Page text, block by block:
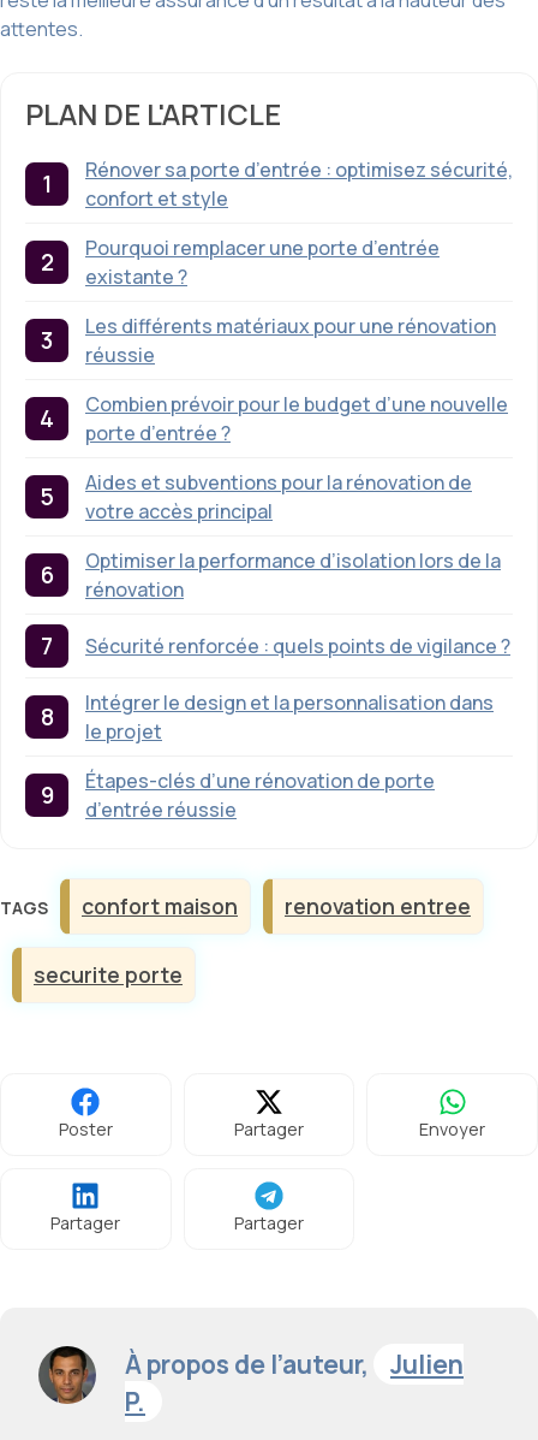
attentes.
PLAN DE L'ARTICLE
Rénover sa porte d’entrée : optimisez sécurité,
confort et style
Pourquoi remplacer une porte d’entrée
existante ?
Les différents matériaux pour une rénovation
réussie
Combien prévoir pour le budget d’une nouvelle
porte d’entrée ?
Aides et subventions pour la rénovation de
votre accès principal
Optimiser la performance d’isolation lors de la
rénovation
Sécurité renforcée : quels points de vigilance ?
Intégrer le design et la personnalisation dans
le projet
Étapes-clés d’une rénovation de porte
d’entrée réussie
Étiquettes
confort maison renovation entree
securite porte
Poster Partager Envoyer
Partager Partager
À propos de l’auteur,
Julien
P.